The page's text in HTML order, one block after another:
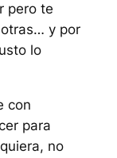
pero te
y por
lo
con
para
no